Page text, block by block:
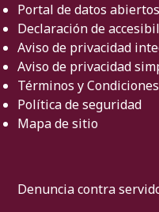
Portal de datos abiertos
Declaración de
Aviso de privacidad
Aviso de privacidad
Términos y Condiciones
Política de seguridad
Mapa de sitio
Denuncia contra